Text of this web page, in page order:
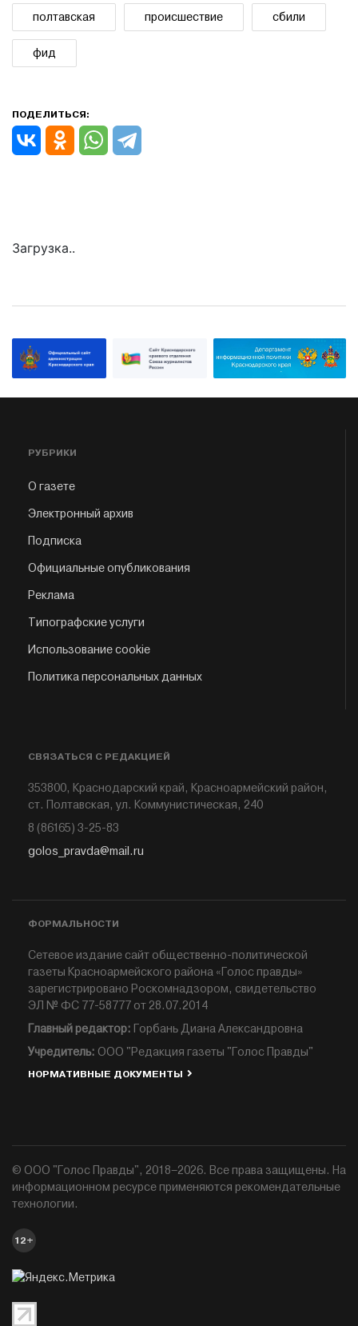
полтавская происшествие сбили
фид
ПОДЕЛИТЬСЯ:
Загрузка..
РУБРИКИ
О газете
Электронный архив
Подписка
Официальные опубликования
Реклама
Типографские услуги
Использование cookie
Политика персональных данных
СВЯЗАТЬСЯ С РЕДАКЦИЕЙ
353800, Краснодарский край, Красноармейский район,
ст. Полтавская, ул. Коммунистическая, 240
8 (86165) 3-25-83
golos_pravda@mail.ru
ФОРМАЛЬНОСТИ
Сетевое издание сайт общественно-политической
газеты Красноармейского района «Голос правды»
зарегистрировано Роскомнадзором, свидетельство
ЭЛ № ФС 77-58777 от 28.07.2014
Главный редактор: Горбань Диана Александровна
Учредитель: ООО "Редакция газеты "Голос Правды"
НОРМАТИВНЫЕ ДОКУМЕНТЫ
© ООО "Голос Правды", 2018–2026. Все права защищены. На
информационном ресурсе применяются рекомендательные
технологии.
12+